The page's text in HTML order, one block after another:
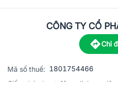
CÔNG TY CỔ
Chỉ
Mã số thuế: 1801754466
Giấy phép hoạt động dịch vụ việc